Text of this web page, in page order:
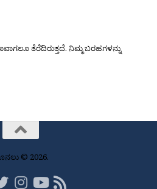
ತೆರೆದಿರುತ್ತದೆ. ನಿಮ್ಮ ಬರಹಗಳನ್ನು
© 2026.